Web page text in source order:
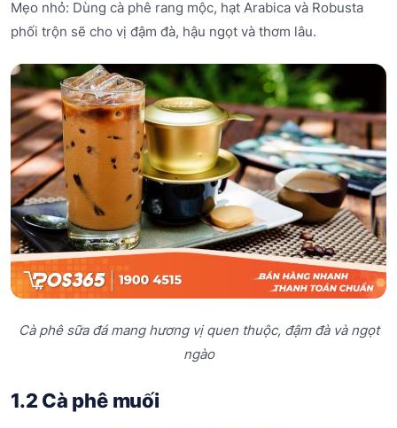
Mẹo nhỏ: Dùng cà phê rang mộc, hạt Arabica và Robusta
phối trộn sẽ cho vị đậm đà, hậu ngọt và thơm lâu.
Cà phê sữa đá mang hương vị quen thuộc, đậm đà và ngọt
ngào
1.2 Cà phê muối